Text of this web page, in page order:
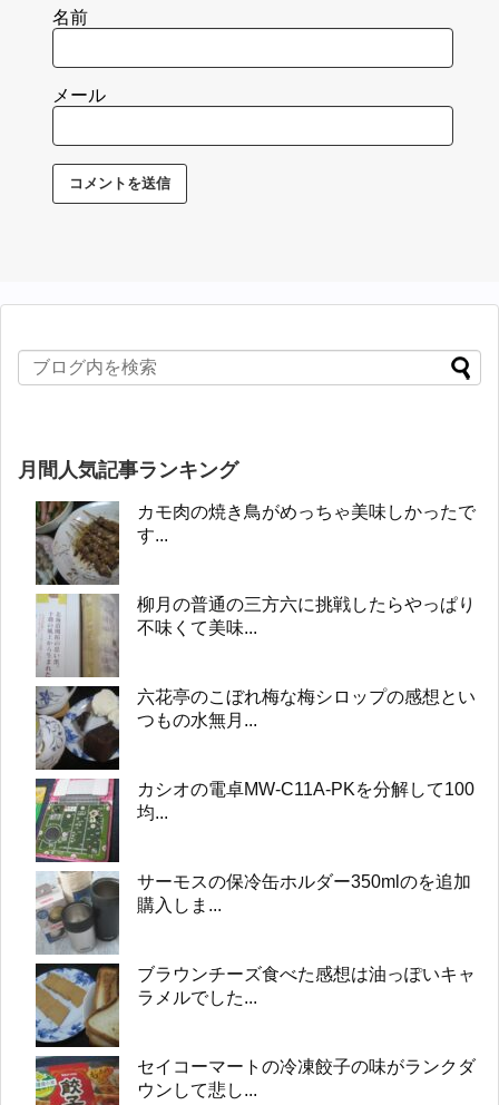
名前
メール
月間人気記事ランキング
カモ肉の焼き鳥がめっちゃ美味しかったで
す...
柳月の普通の三方六に挑戦したらやっぱり
不味くて美味...
六花亭のこぼれ梅な梅シロップの感想とい
つもの水無月...
カシオの電卓MW-C11A-PKを分解して100
均...
サーモスの保冷缶ホルダー350mlのを追加
購入しま...
ブラウンチーズ食べた感想は油っぽいキャ
ラメルでした...
セイコーマートの冷凍餃子の味がランクダ
ウンして悲し...